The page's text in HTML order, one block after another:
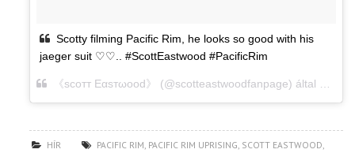
Scotty filming Pacific Rim, he looks so good with his
jaeger suit ♡♡.. #ScottEastwood #PacificRim
《ѕсотт Eαѕтωооd》 (@scotteastwoodfanpage) által közzétett fénykép,
HÍR PACIFIC RIM PACIFIC RIM UPRISING SCOTT EASTWOOD